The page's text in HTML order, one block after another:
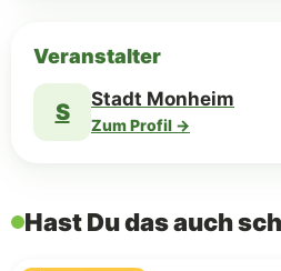
Veranstalter
S
Stadt Monheim
Zum Profil →
Hast Du das auch